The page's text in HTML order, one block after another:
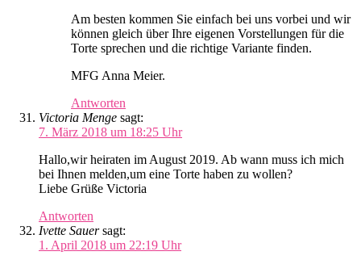
Am besten kommen Sie einfach bei uns vorbei und wir
können gleich über Ihre eigenen Vorstellungen für die
Torte sprechen und die richtige Variante finden.
MFG Anna Meier.
Antworten
Victoria Menge sagt:
7. März 2018 um 18:25 Uhr
Hallo,wir heiraten im August 2019. Ab wann muss ich mich
bei Ihnen melden,um eine Torte haben zu wollen?
Liebe Grüße Victoria
Antworten
Ivette Sauer sagt:
1. April 2018 um 22:19 Uhr